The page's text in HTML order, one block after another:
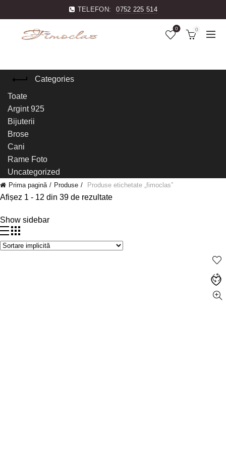
TELEFON: 0752 225 514
0 0
Categories
Toate
Argint 925
Bijuterii
Brose
Cani
Rame Foto
Uncategorized
Prima pagină Produse Produse etichetate „fimoclas”
Afișez 1 - 12 din 39 de rezultate
Show sidebar